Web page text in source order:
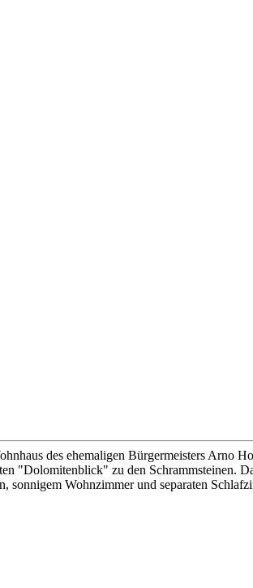
des ehemaligen Bürgermeisters Arno
"Dolomitenblick" zu den Schrammsteinen.
Wohnzimmer und separaten